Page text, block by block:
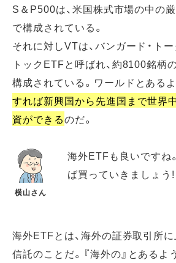
S＆P500は、米国株式市場の中の
で構成されている。
それに対しVTは、バンガード・トー
トックETFと呼ばれ、約8100銘柄
構成されている。ワールドとある
すれば新興国から先進国まで世界
資ができるのだ。
横山さん
海外ETFも良いですね
ば買っていきましょう!
海外ETFとは、海外の証券取引所
信託のことだ。『海外の』とあるよ